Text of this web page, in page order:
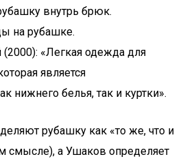
внутрь брюк.
на рубашке.
«Легкая одежда для
является
нижнего белья, так и куртки».
рубашку как «то же, что и
смысле), а Ушаков определяет